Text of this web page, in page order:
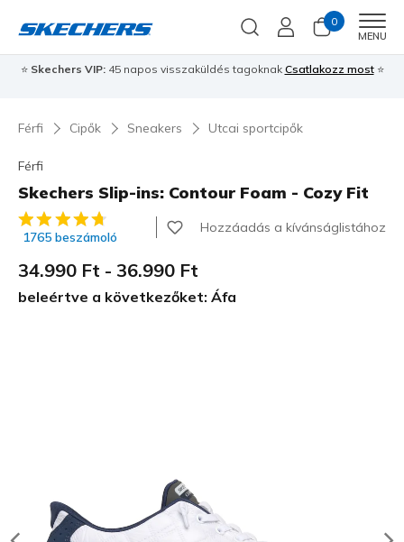
0
MENU
⭐ Skechers VIP:45 napos visszaküldés tagoknak Csatlakozz most⭐
Férfi Cipők Sneakers Utcai sportcipők
Férfi
Skechers Slip-ins: Contour Foam - Cozy Fit
5 az 5-ből ügyfélértékelés
1765 beszámoló
Hozzáadás a kívánságlistához
34.990 Ft - 36.990 Ft
beleértve a következőket: Áfa